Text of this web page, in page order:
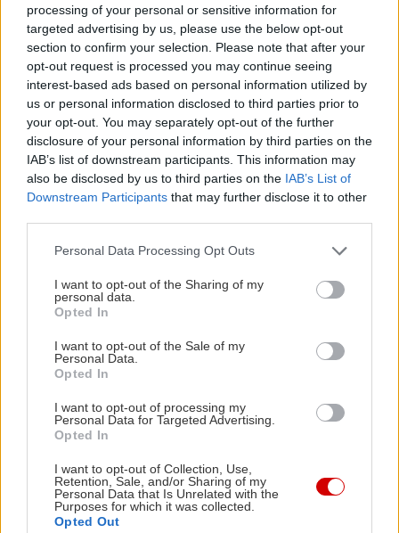
processing of your personal or sensitive information for
targeted advertising by us, please use the below opt-out
section to confirm your selection. Please note that after your
opt-out request is processed you may continue seeing
interest-based ads based on personal information utilized by
us or personal information disclosed to third parties prior to
your opt-out. You may separately opt-out of the further
disclosure of your personal information by third parties on the
IAB’s list of downstream participants. This information may
also be disclosed by us to third parties on the IAB’s List of
Downstream Participants that may further disclose it to other
Please note that this website/app uses one or more Google
not limited to your visit or usage behaviour. You may click to
grant or deny consent to Google and its third-party tags to
use your data for below specified purposes in below Google
consent section.
Personal Data Processing Opt Outs
I want to opt-out of the Sharing of my
personal data.
Opted In
I want to opt-out of the Sale of my
Personal Data.
Opted In
I want to opt-out of processing my
Personal Data for Targeted Advertising.
Opted In
I want to opt-out of Collection, Use,
Retention, Sale, and/or Sharing of my
Personal Data that Is Unrelated with the
Purposes for which it was collected.
Opted Out
Το ηλεκτρονικά ελεγχόμενο κιβώτιο των AWD
μοντέλων επιτρέπει την επιλογή τετρακίνησης εν
κινήσει (από 4x2 σε 4x4), από ένα μπουτόν στην
κεντρική κονσόλα. Για ακόμα περισσότερη ροπή
κοντό διαφορικό και τετρακίνηση. Ένα
ηλεκτρονικό μπλοκέ διαφορικό βελτιώνει την
πρόσφυση σε δύσκολες συνθήκες. Αυτά τα εκτός
δρόμου πλεονεκτήματα συνδυάζονται επίσης με
εξαιρετική ικανότητα ωφέλιμου φορτίου έως
1.260 kg.
Το νέο Ford Ranger Double Cab διατηρεί τα 5
Αστέρια Euro NCAP από το 2012. Είναι το